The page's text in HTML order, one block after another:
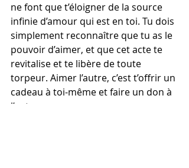
ne font que t’éloigner de la source
infinie d’amour qui est en toi. Tu dois
simplement reconnaître que tu as le
pouvoir d’aimer, et que cet acte te
revitalise et te libère de toute
torpeur. Aimer l’autre, c’est t’offrir un
cadeau à toi-même et faire un don à
l’autre.